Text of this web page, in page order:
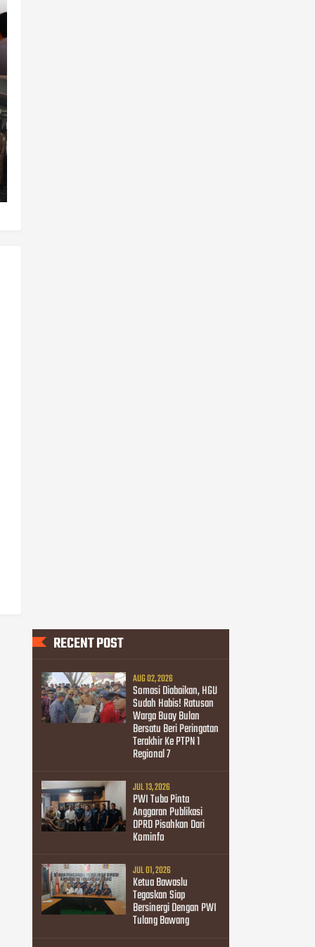
RECENT POST
AUG 02, 2026
Somasi Diabaikan, HGU
Sudah Habis! Ratusan
Warga Buay Bulan
Bersatu Beri Peringatan
Terakhir Ke PTPN 1
Regional 7
JUL 13, 2026
PWI Tuba Pinta
Anggaran Publikasi
DPRD Pisahkan Dari
Kominfo
JUL 01, 2026
Ketua Bawaslu
Tegaskan Siap
Bersinergi Dengan PWI
Tulang Bawang